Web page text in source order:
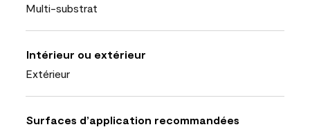
Multi-substrat
Intérieur ou extérieur
Extérieur
Surfaces d’application recommandées